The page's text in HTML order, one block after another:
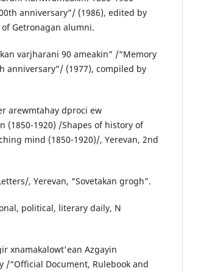
anniversary”/ (1986), edited by
Getronagan alumni.
varjharani 90 ameakin” /“Memory
anniversary”/ (1977), compiled by
arewmtahay dproci ew
(1850-1920) /Shapes of history of
mind (1850-1920)/, Yerevan, 2nd
, Yerevan, “Sovetakan grogh”.
political, literary daily, N
xnamakalowt'ean Azgayin
/“Official Document, Rulebook and